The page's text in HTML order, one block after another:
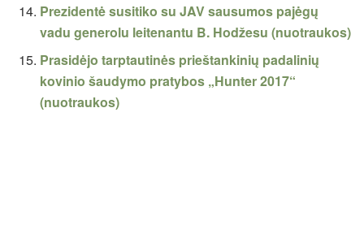
Prezidentė susitiko su JAV sausumos pajėgų
vadu generolu leitenantu B. Hodžesu (nuotraukos)
Prasidėjo tarptautinės prieštankinių padalinių
kovinio šaudymo pratybos „Hunter 2017“
(nuotraukos)